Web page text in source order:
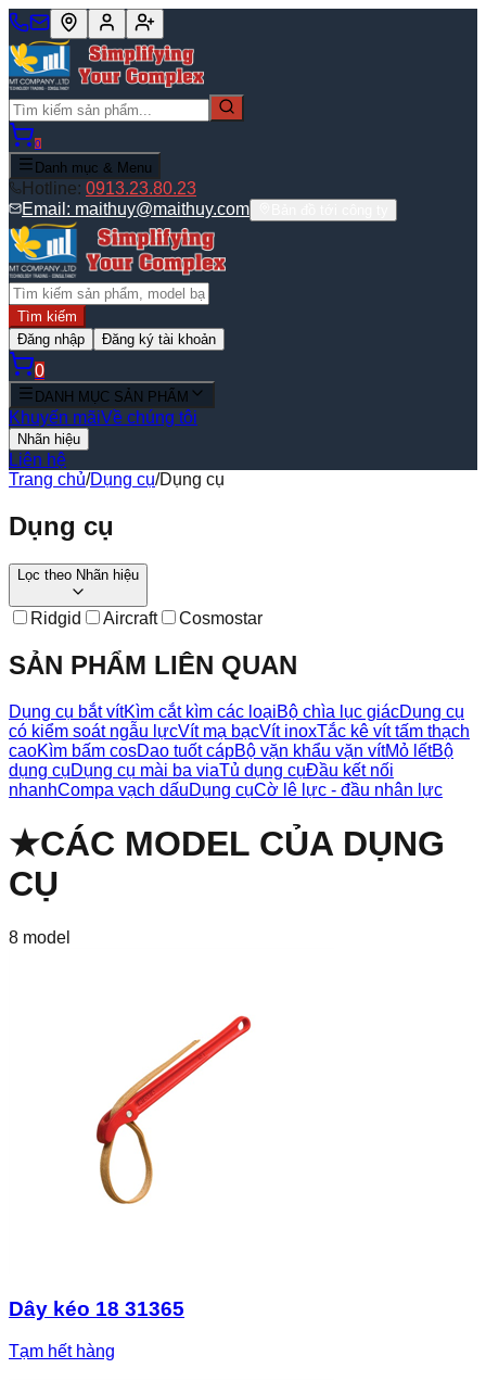
0
Danh mục & Menu
Hotline: 0913.23.80.23
Email: maithuy@maithuy.com
Tìm kiếm
Đăng nhập
Đăng ký tài khoản
0
DANH MỤC SẢN PHẨM
Khuyến mãiVề chúng tôi
Nhãn hiệu
Liên hệ
Trang chủ/Dụng cụ/Dụng cụ
Dụng cụ
Lọc theo Nhãn hiệu
Ridgid Aircraft Cosmostar
SẢN PHẨM LIÊN QUAN
Dụng cụ bắt vítKìm cắt kìm các loạiBộ chìa lục giácDụng cụ
có kiểm soát ngẫu lựcVít mạ bạcVít inoxTắc kê vít tấm thạch
caoKìm bấm cosDao tuốt cápBộ vặn khẩu vặn vítMỏ lếtBộ
dụng cụDụng cụ mài ba viaTủ dụng cụĐầu kết nối
nhanhCompa vạch dấuDụng cụCờ lê lực - đầu nhân lực
★CÁC MODEL CỦA DỤNG
CỤ
8 model
Dây kéo 18 31365
Tạm hết hàng